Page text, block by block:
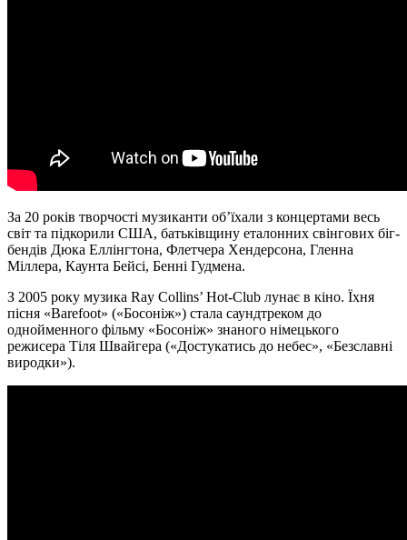
За 20 років творчості музиканти об’їхали з концертами весь
світ та підкорили США, батьківщину еталонних свінгових біг-
бендів Дюка Еллінгтона, Флетчера Хендерсона, Гленна
Міллера, Каунта Бейсі, Бенні Гудмена.
З 2005 року музика Ray Collins’ Hot-Club лунає в кіно. Їхня
пісня «Barefoot» («Босоніж») стала саундтреком до
однойменного фільму «Босоніж» знаного німецького
режисера Тіля Швайгера («Достукатись до небес», «Безславні
виродки»).